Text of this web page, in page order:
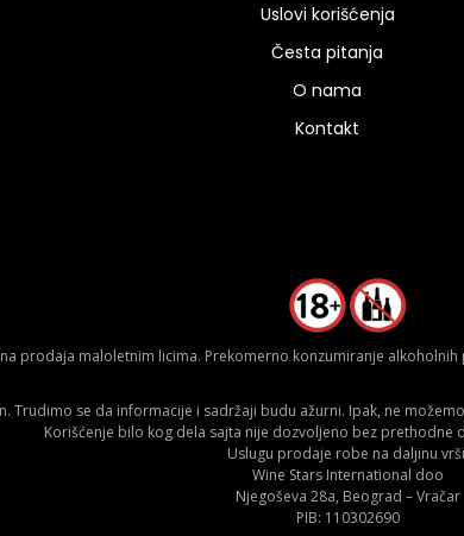
Uslovi korišćenja
Česta pitanja
O nama
Kontakt
prodaja maloletnim licima. Prekomerno konzumiranje
Trudimo se da informacije i sadržaji budu ažurni. Ipak, ne
Korišćenje bilo kog dela sajta nije dozvoljeno bez prethodne
Uslugu prodaje robe na daljinu
Wine Stars International doo
Njegoševa 28a, Beograd – Vračar
PIB: 110302690